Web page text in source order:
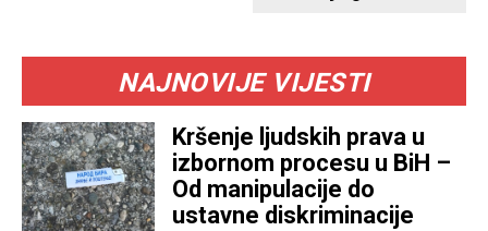
NAJNOVIJE VIJESTI
Kršenje ljudskih prava u
izbornom procesu u BiH –
Od manipulacije do
ustavne diskriminacije